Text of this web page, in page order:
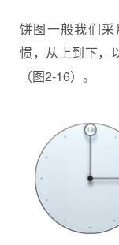
饼图一般我们
惯，从上到下，
（图2-16）。